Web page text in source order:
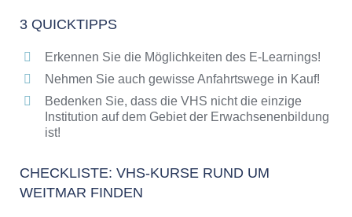
Abendschulen rund um Weitmar
Bildungsangebote der VHS
3 QUICKTIPPS
Erkennen Sie die Möglichkeiten des E-Learnings!
Nehmen Sie auch gewisse Anfahrtswege in Kauf!
Bedenken Sie, dass die VHS nicht die einzige
Institution auf dem Gebiet der Erwachsenenbildung
ist!
CHECKLISTE: VHS-KURSE RUND UM
WEITMAR FINDEN